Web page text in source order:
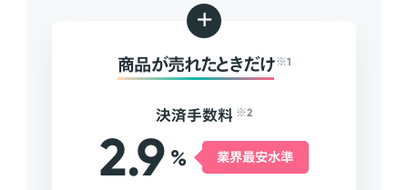
+
商品が売れたときだけ ※1
決済手数料 ※2
2.9 % 業界最安水準